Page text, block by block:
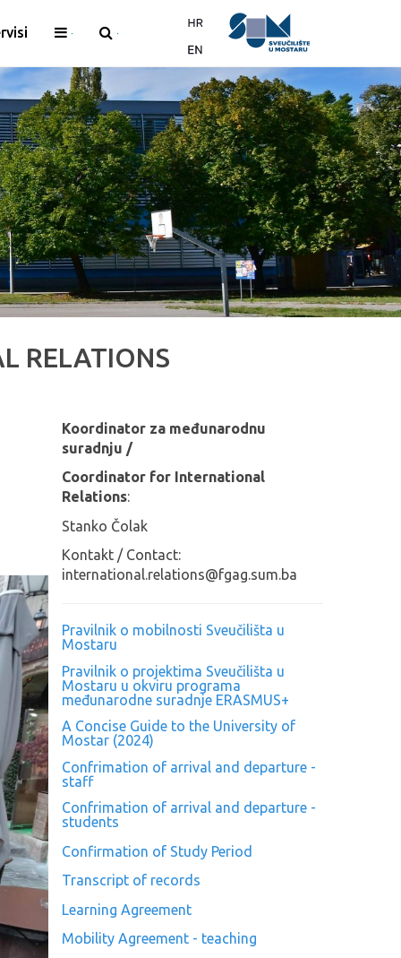
RELATIONS
Koordinator za međunarodnu
suradnju /
Coordinator for International
Relations:
Stanko Čolak
Kontakt / Contact:
international.relations@fgag.sum.ba
Pravilnik o mobilnosti Sveučilišta u
Mostaru
Pravilnik o projektima Sveučilišta u
Mostaru u okviru programa
međunarodne suradnje ERASMUS+
A Concise Guide to the University of
Mostar (2024)
Confrimation of arrival and departure -
staff
Confrimation of arrival and departure -
students
Confirmation of Study Period
Transcript of records
Learning Agreement
Mobility Agreement - teaching